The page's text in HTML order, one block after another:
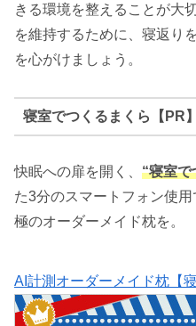
きる環境を整えることが大
を維持するために、寝返り
を心がけましょう。
寝室でつくるまくら【PR】
快眠への扉を開く、 “寝室で
た3分のスマートフォン使
極のオーダーメイド枕を。
AI計測オーダーメイド枕【